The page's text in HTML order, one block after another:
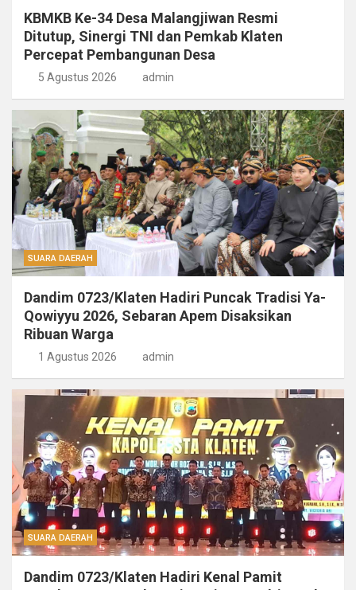
KBMKB Ke-34 Desa Malangjiwan Resmi
Ditutup, Sinergi TNI dan Pemkab Klaten
Percepat Pembangunan Desa
5 Agustus 2026 admin
SUARA DAERAH
Dandim 0723/Klaten Hadiri Puncak Tradisi Ya-
Qowiyyu 2026, Sebaran Apem Disaksikan
Ribuan Warga
1 Agustus 2026 admin
SUARA DAERAH
Dandim 0723/Klaten Hadiri Kenal Pamit